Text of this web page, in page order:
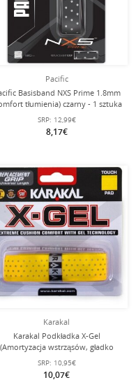
Pacific
Basisband NXS Prime 1.8mm
tłumienia) czarny - 1 sztuka
SRP: 12,99€
8,17€
Karakal
Karakal Podkładka X-Gel
(Amortyzacja wstrząsów, gładko
perforowana) 2.2mm żółta
SRP: 10,95€
10,07€